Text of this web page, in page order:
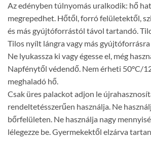
Az edényben túlnyomás uralkodik: hő
megrepedhet. Hőtől, forró felületektől,
és más gyújtóforrástól távol tartandó.
Tilos nyílt lángra vagy más
Ne lyukassza ki vagy égesse el, még
Napfénytől védendő. Nem érheti 50°C/
meghaladó hő.
Csak üres palackot adjon le
rendeltetésszerűen használja. Ne
bőrfelületen. Ne használja nagy
lélegezze be. Gyermekektől elzárva